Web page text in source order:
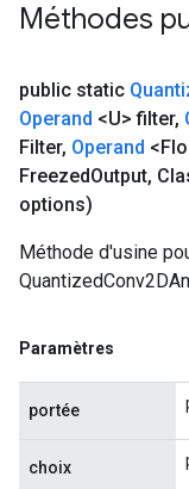
Méthodes
public static
Operand <U> filter,
Filter, Operand
FreezedOutput,
options)
Méthode d'usine
Paramètres
portée
choix